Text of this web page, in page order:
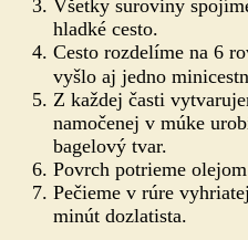
Všetky suroviny
hladké cesto.
Cesto rozdelíme na 6
vyšlo aj jedno
Z každej časti
namočenej v múke
bagelový tvar.
Povrch potrieme
Pečieme v rúre
minút dozlatista.